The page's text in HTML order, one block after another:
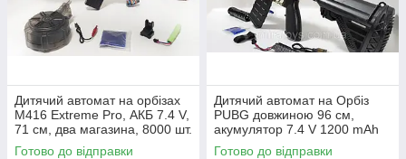
Дитячий автомат на орбізах
M416 Extreme Pro, АКБ 7.4 V,
71 см, два магазина, 8000 шт.
орбізів
Готово до відправки
Дитячий автомат на Орбіз
PUBG довжиною 96 см,
акумулятор 7.4 V 1200 mAh
Готово до відправки